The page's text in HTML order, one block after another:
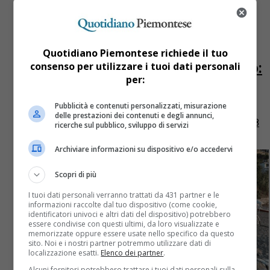
4 anni fa
Piero Pesce dopo aver ucciso il
figlio a Canelli ha tentato il suicidio:
ora ricoverato in ospedale
Il 61enne Piero Pesce ha tentato il suicidio dopo aver
ucciso con una decina di coltellate il figlio Valerio di 28
Quotidiano Piemontese richiede il tuo
consenso per utilizzare i tuoi dati personali
per:
Pubblicità e contenuti personalizzati, misurazione
delle prestazioni dei contenuti e degli annunci,
ricerche sul pubblico, sviluppo di servizi
Archiviare informazioni su dispositivo e/o accedervi
Scopri di più
I tuoi dati personali verranno trattati da 431 partner e le
informazioni raccolte dal tuo dispositivo (come cookie,
identificatori univoci e altri dati del dispositivo) potrebbero
essere condivise con questi ultimi, da loro visualizzate e
memorizzate oppure essere usate nello specifico da questo
sito. Noi e i nostri partner potremmo utilizzare dati di
localizzazione esatti. Elenco dei partner.